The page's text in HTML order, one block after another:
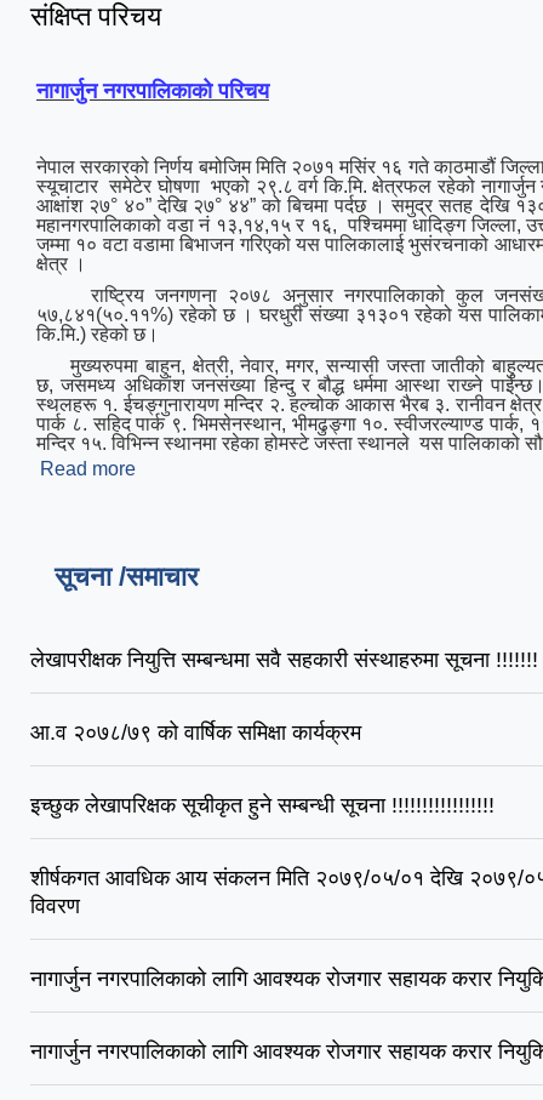
संक्षिप्त परिचय
नागार्जुन नगरपालिकाको परिचय
नेपाल सरकारको निर्णय बमोजिम मिति २०७१ मसिंर १६ गते काठमाडौं
स्यूचाटार समेटेर घोषणा भएको २९.८ वर्ग कि.मि. क्षेत्रफल रहेको
आक्षांश २७° ४०” देखि २७° ४४” को बिचमा पर्दछ । समुद्र सतह देखि
महानगरपालिकाको वडा नं १३,१४,१५ र १६, पश्‍चिममा धादिङ्ग जिल्ला,
जम्मा १० वटा वडामा बिभाजन गरिएको यस पालिकालाई भुसंरचनाको
क्षेत्र ।
राष्ट्रिय जनगणना २०७८ अनुसार नगरपालिकाको कुल
५७,८४१(५०.११%) रहेको छ । घरधुरी संख्या ३१३०१ रहेको यस
कि.मि.) रहेको छ।
मुख्‍यरुपमा बाहुन, क्षेत्री, नेवार, मगर, सन्यासी जस्ता जातीको
छ, जसमध्‍य अधिकांश जनसंख्या हिन्दु र बौद्ध धर्ममा आस्था राख्‍ने
स्थलहरू १. ईचङ्गुनारायण मन्दिर २. हल्चोक आकास भैरब ३. रानीवन क्षेत्र
पार्क ८. सहिद पार्क ९. भिमसेनस्थान, भीमढुङ्गा १०. स्वीजरल्याण्ड पार्क,
मन्दिर १५. विभिन्न स्थानमा रहेका होमस्टे जस्‍ता स्थानले यस पालिकाको
Read more
सूचना /समाचार
लेखापरीक्षक नियुत्ति सम्बन्धमा सवै सहकारी संस्थाहरुमा सूचना !!!!!!!
आ.व २०७८/७९ को वार्षिक समिक्षा कार्यक्रम
इच्छुक लेखापरिक्षक सूचीकृत हुने सम्बन्धी सूचना !!!!!!!!!!!!!!!!!
शीर्षकगत आवधिक आय संकलन मिति २०७९/०५/०१ देखि २०७९/
विवरण
नागार्जुन नगरपालिकाको लागि आवश्यक रोजगार सहायक करार
नागार्जुन नगरपालिकाको लागि आवश्यक रोजगार सहायक करार